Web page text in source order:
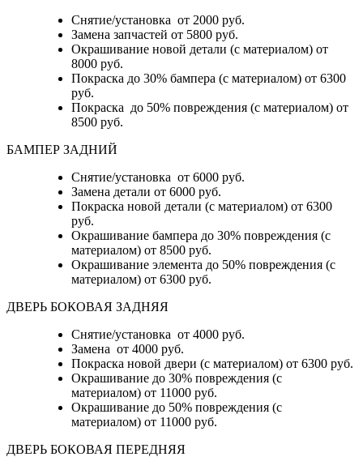
Снятие/установка от 2000 руб.
Замена запчастей от 5800 руб.
Окрашивание новой детали (с материалом) от
8000 руб.
Покраска до 30% бампера (с материалом) от 6300
руб.
Покраска до 50% повреждения (с материалом) от
8500 руб.
БАМПЕР ЗАДНИЙ
Снятие/установка от 6000 руб.
Замена детали от 6000 руб.
Покраска новой детали (с материалом) от 6300
руб.
Окрашивание бампера до 30% повреждения (с
материалом) от 8500 руб.
Окрашивание элемента до 50% повреждения (с
материалом) от 6300 руб.
ДВЕРЬ БОКОВАЯ ЗАДНЯЯ
Снятие/установка от 4000 руб.
Замена от 4000 руб.
Покраска новой двери (с материалом) от 6300 руб.
Окрашивание до 30% повреждения (с
материалом) от 11000 руб.
Окрашивание до 50% повреждения (с
материалом) от 11000 руб.
ДВЕРЬ БОКОВАЯ ПЕРЕДНЯЯ